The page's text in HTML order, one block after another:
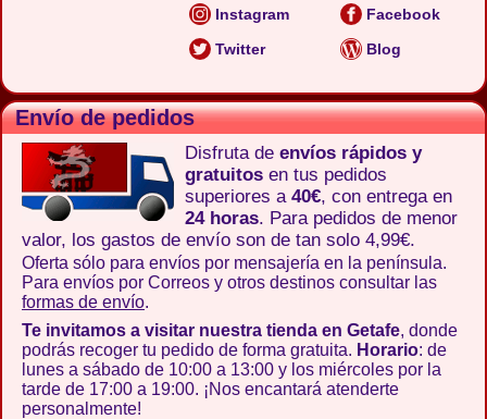
Instagram
Facebook
Twitter
Blog
Envío de pedidos
Disfruta de envíos rápidos y
gratuitos en tus pedidos
superiores a 40€, con entrega en
24 horas. Para pedidos de menor
valor, los gastos de envío son de tan solo 4,99€.
Oferta sólo para envíos por mensajería en la península.
Para envíos por Correos y otros destinos consultar las
formas de envío.
Te invitamos a visitar nuestra tienda en Getafe, donde
podrás recoger tu pedido de forma gratuita. Horario: de
lunes a sábado de 10:00 a 13:00 y los miércoles por la
tarde de 17:00 a 19:00. ¡Nos encantará atenderte
personalmente!